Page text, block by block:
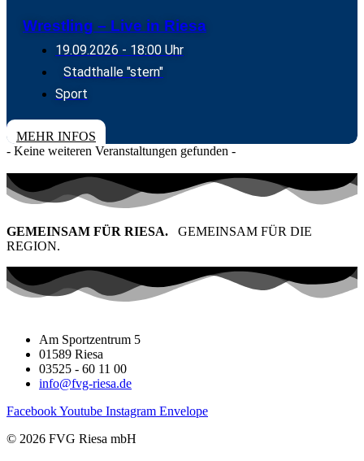
Wrestling – Live in Riesa
19.09.2026 - 18:00 Uhr
Stadthalle "stern"
Sport
TICKETS
MEHR INFOS
- Keine weiteren Veranstaltungen gefunden -
GEMEINSAM FÜR RIESA. GEMEINSAM FÜR DIE
REGION.
Am Sportzentrum 5
01589 Riesa
03525 - 60 11 00
info@fvg-riesa.de
FacebookYoutube Instagram Envelope
© 2026 FVG Riesa mbH